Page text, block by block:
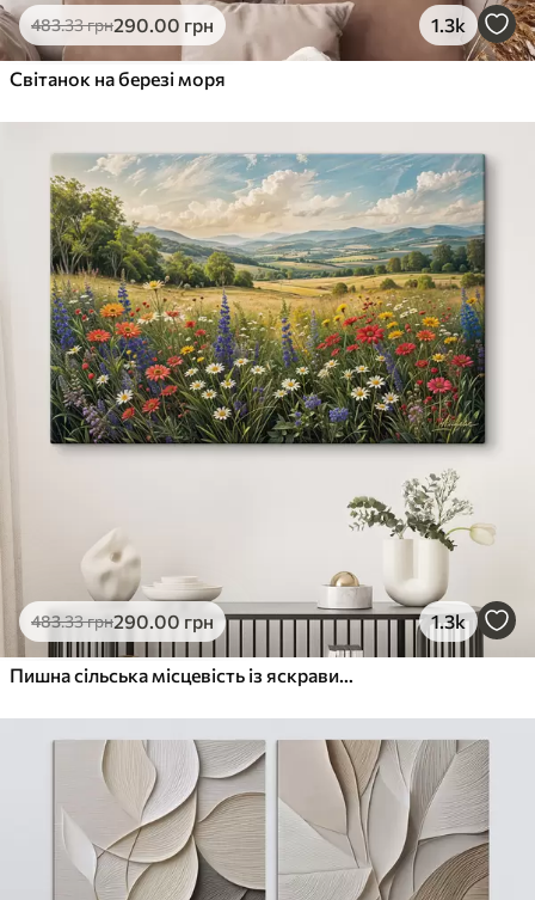
483.33грн290.00 грн 1.3k
Світанок на березі моря
483.33грн290.00 грн 1.3k
Пишна сільська місцевість із яскравим лугом диких квітів, наповненим різнокольоровими квітами під хмарним небом